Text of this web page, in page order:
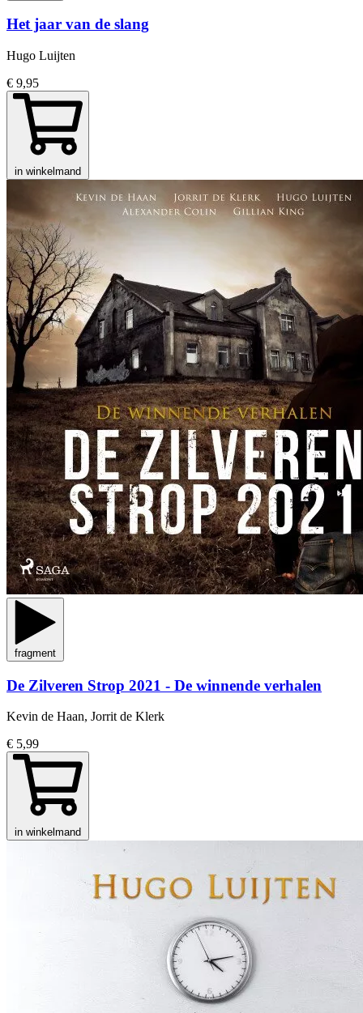
Het jaar van de slang
Hugo Luijten
€ 9,95
in winkelmand
fragment
De Zilveren Strop 2021 - De winnende verhalen
Kevin de Haan, Jorrit de Klerk
€ 5,99
in winkelmand